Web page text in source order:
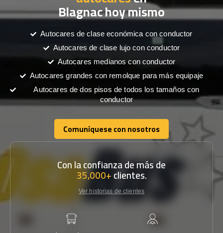
Blagnac hoy mismo
Autocares de clase económica con conductor
Autocares de clase lujo con conductor
Autocares medianos con conductor
Autocares grandes con remolque para más equipaje
Autocares de dos pisos de todos los tamaños con
conductor
Comuníquese con nosotros
Comuníquese con nosotros
Con la confianza de más de
35,000+clientes.
Ver historias de clientes